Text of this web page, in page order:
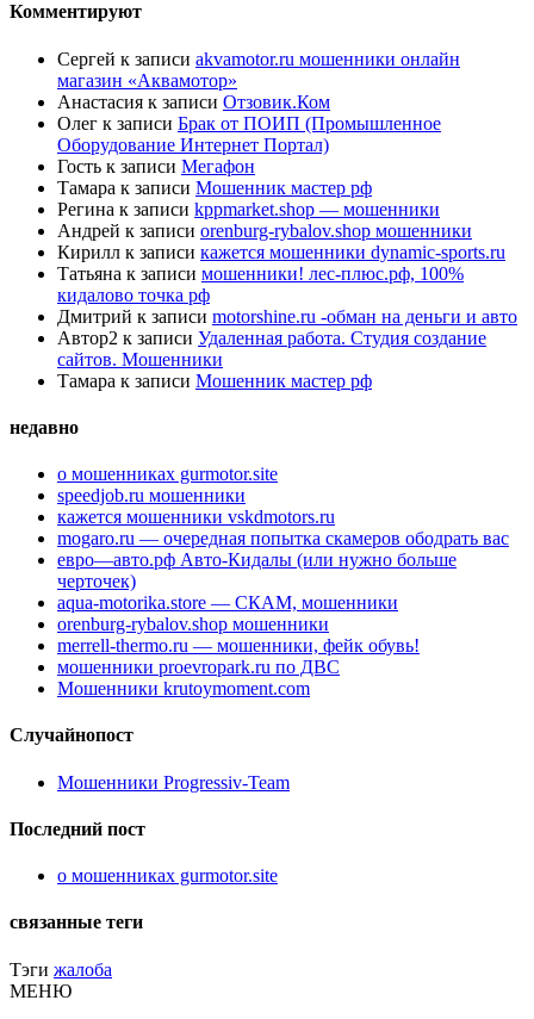
Комментируют
Сергей к записи akvamotor.ru мошенники онлайн
магазин «Аквамотор»
Анастасия к записи Отзовик.Ком
Олег к записи Брак от ПОИП (Промышленное
Оборудование Интернет Портал)
Гость к записи Мегафон
Тамара к записи Мошенник мастер рф
Регина к записи kppmarket.shop — мошенники
Андрей к записи orenburg-rybalov.shop мошенники
Кирилл к записи кажется мошенники dynamic-sports.ru
Татьяна к записи мошенники! лес-плюс.рф, 100%
кидалово точка рф
Дмитрий к записи motorshine.ru -обман на деньги и авто
Автор2 к записи Удаленная работа. Студия создание
сайтов. Мошенники
Тамара к записи Мошенник мастер рф
недавно
о мошенниках gurmotor.site
speedjob.ru мошенники
кажется мошенники vskdmotors.ru
mogaro.ru — очередная попытка скамеров ободрать вас
евро—авто.рф Авто-Кидалы (или нужно больше
черточек)
aqua-motorika.store — СКАМ, мошенники
orenburg-rybalov.shop мошенники
merrell-thermo.ru — мошенники, фейк обувь!
мошенники proevropark.ru по ДВС
Мошенники krutoymoment.com
Случайнопост
Мошенники Progressiv-Team
Последний пост
о мошенниках gurmotor.site
связанные теги
Тэги жалоба
МЕНЮ